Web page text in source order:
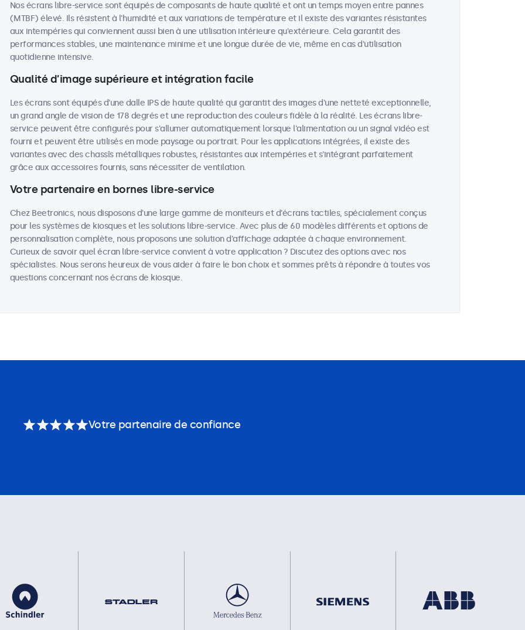
Nos écrans libre-service sont équipés de composants de haute qualité et ont un temps moyen entre pannes
(MTBF) élevé. Ils résistent à l'humidité et aux variations de température et il existe des variantes résistantes
aux intempéries qui conviennent aussi bien à une utilisation intérieure qu'extérieure. Cela garantit des
performances stables, une maintenance minime et une longue durée de vie, même en cas d'utilisation
quotidienne intensive.
Qualité d’image supérieure et intégration facile
Les écrans sont équipés d'une dalle IPS de haute qualité qui garantit des images d'une netteté exceptionnelle,
un grand angle de vision de 178 degrés et une reproduction des couleurs fidèle à la réalité. Les écrans libre-
service peuvent être configurés pour s'allumer automatiquement lorsque l'alimentation ou un signal vidéo est
fourni et peuvent être utilisés en mode paysage ou portrait. Pour les applications intégrées, il existe des
variantes avec des chassîs métalliques robustes, résistantes aux intempéries et s'intégrant parfaitement
grâce aux accessoires fournis, sans nécessiter de ventilation.
Votre partenaire en bornes libre-service
Chez Beetronics, nous disposons d'une large gamme de moniteurs et d'écrans tactiles, spécialement conçus
pour les systèmes de kiosques et les solutions libre-service. Avec plus de 60 modèles différents et options de
personnalisation complète, nous proposons une solution d'affichage adaptée à chaque environnement.
Curieux de savoir quel écran libre-service convient à votre application ? Discutez des options avec nos
spécialistes. Nous serons heureux de vous aider à faire le bon choix et sommes prêts à répondre à toutes vos
questions concernant nos écrans de kiosque.
Votre partenaire de confiance